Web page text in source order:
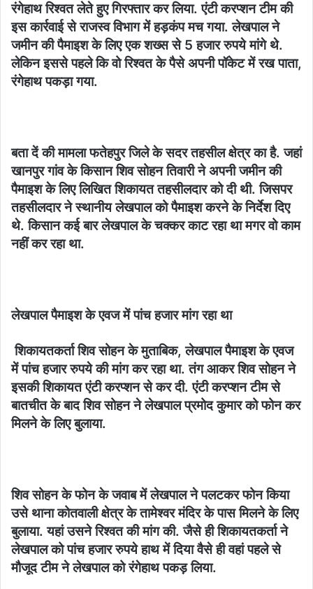
रंगेहाथ रिश्वत लेते हुए गिरफ्तार कर लिया. एंटी करप्शन टीम की
इस कार्रवाई से राजस्व विभाग में हड़कंप मच गया. लेखपाल ने
जमीन की पैमाइश के लिए एक शख्स से 5 हजार रुपये मांगे थे.
लेकिन इससे पहले कि वो रिश्वत के पैसे अपनी पॉकेट में रख पाता,
रंगेहाथ पकड़ा गया.
बता दें की मामला फतेहपुर जिले के सदर तहसील क्षेत्र का है. जहां
खानपुर गांव के किसान शिव सोहन तिवारी ने अपनी जमीन की
पैमाइश के लिए लिखित शिकायत तहसीलदार को दी थी. जिसपर
तहसीलदार ने स्थानीय लेखपाल को पैमाइश करने के निर्देश दिए
थे. किसान कई बार लेखपाल के चक्कर काट रहा था मगर वो काम
नहीं कर रहा था.
लेखपाल पैमाइश के एवज में पांच हजार मांग रहा था
शिकायतकर्ता शिव सोहन के मुताबिक, लेखपाल पैमाइश के एवज
में पांच हजार रुपये की मांग कर रहा था. तंग आकर शिव सोहन ने
इसकी शिकायत एंटी करप्शन से कर दी. एंटी करप्शन टीम से
बातचीत के बाद शिव सोहन ने लेखपाल प्रमोद कुमार को फोन कर
मिलने के लिए बुलाया.
शिव सोहन के फोन के जवाब में लेखपाल ने पलटकर फोन किया
उसे थाना कोतवाली क्षेत्र के तामेश्वर मंदिर के पास मिलने के लिए
बुलाया. यहां उसने रिश्वत की मांग की. जैसे ही शिकायतकर्ता ने
लेखपाल को पांच हजार रुपये हाथ में दिया वैसे ही वहां पहले से
मौजूद टीम ने लेखपाल को रंगेहाथ पकड़ लिया.